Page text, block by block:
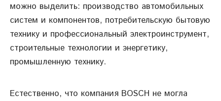
можно выделить: производство автомобильных
систем и компонентов, потребительскую бытовую
технику и профессиональный электроинструмент,
строительные технологии и энергетику,
промышленную технику.
Естественно, что компания BOSCH не могла